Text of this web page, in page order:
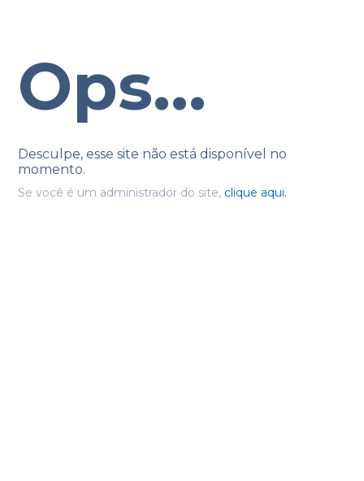
Ops...
Desculpe, esse site não está disponível no
momento.
Se você é um administrador do site, clique aqui.